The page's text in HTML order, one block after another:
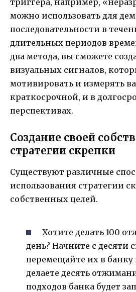
можно использовать для
последовательности в
длительных периодов
два метода, вы сможете
визуальных сигналов,
мотивировать и измерять
краткосрочной, и в
перспективах.
Создание своей
стратегии скрепки
Существуют различные
использования стратегии
собственных целей.
Хотите делать 100
день? Начните с десяти
перемещайте их в банку
делаете десять
подходов банка будет